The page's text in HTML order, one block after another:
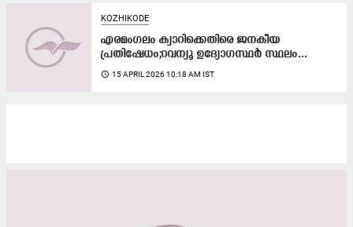
KOZHIKODE
എരമംഗലം ക്വാറിക്കെതിരെ ജനകീയ
പ്രതിഷേധം;റവന്യൂ ഉദ്യോഗസ്ഥർ സ്ഥലം...
access_time 15 APRIL 2026 10:18 AM IST